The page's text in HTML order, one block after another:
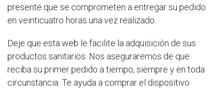
presente que se comprometen a entregar su pedido
en veinticuatro horas una vez realizado.
Deje que esta web le facilite la adquisición de sus
productos sanitarios. Nos aseguraremos de que
reciba su primer pedido a tiempo, siempre y en toda
circunstancia. Te ayuda a comprar el dispositivo